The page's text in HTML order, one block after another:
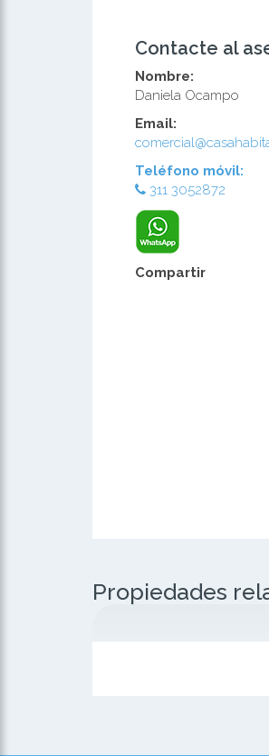
Contacte al
Nombre:
Daniela Ocampo
Email:
Teléfono móvil:
311 3052872
Compartir
Propiedades